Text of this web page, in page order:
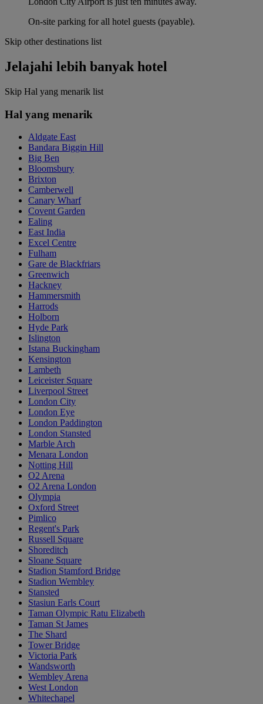
On-site parking for all hotel guests (payable).
Skip other destinations list
Jelajahi lebih banyak hotel
Skip Hal yang menarik list
Hal yang menarik
Aldgate East
Bandara Biggin Hill
Big Ben
Bloomsbury
Brixton
Camberwell
Canary Wharf
Covent Garden
Ealing
East India
Excel Centre
Fulham
Gare de Blackfriars
Greenwich
Hackney
Hammersmith
Harrods
Holborn
Hyde Park
Islington
Istana Buckingham
Kensington
Lambeth
Leiceister Square
Liverpool Street
London City
London Eye
London Paddington
London Stansted
Marble Arch
Menara London
Notting Hill
O2 Arena
O2 Arena London
Olympia
Oxford Street
Pimlico
Regent's Park
Russell Square
Shoreditch
Sloane Square
Stadion Stamford Bridge
Stadion Wembley
Stansted
Stasiun Earls Court
Taman Olympic Ratu Elizabeth
Taman St James
The Shard
Tower Bridge
Victoria Park
Wandsworth
Wembley Arena
West London
Whitechapel